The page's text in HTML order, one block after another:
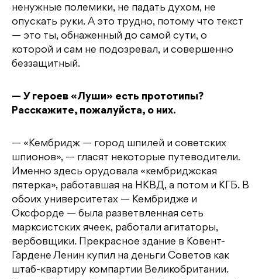
ненужные полемики, не падать духом, не
опускать руки. А это трудно, потому что текст
— это ты, обнаженный до самой сути, о
которой и сам не подозревал, и совершенно
беззащитный.
— У героев «Луши» есть прототипы?
Расскажите, пожалуйста, о них.
— «Кембридж — город шпилей и советских
шпионов», — гласят некоторые путеводители.
Именно здесь орудовала «кембриджская
пятерка», работавшая на НКВД, а потом и КГБ. В
обоих университетах — Кембридже и
Оксфорде — была разветвленная сеть
марксистских ячеек, работали агитаторы,
вербовщики. Прекрасное здание в Ковент-
Гардене Ленин купил на деньги Советов как
штаб-квартиру компартии Великобритании.